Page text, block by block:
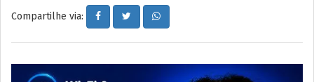
Compartilhe via: